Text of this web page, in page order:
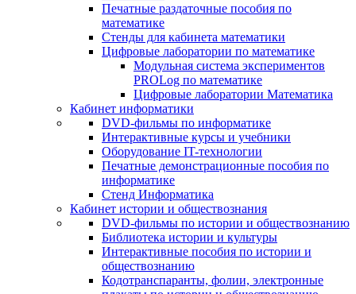
Печатные раздаточные пособия по
математике
Стенды для кабинета математики
Цифровые лаборатории по математике
Модульная система экспериментов
PROLog по математике
Цифровые лаборатории Математика
Кабинет информатики
DVD-фильмы по информатике
Интерактивные курсы и учебники
Оборудование IT-технологии
Печатные демонстрационные пособия по
информатике
Стенд Информатика
Кабинет истории и обществознания
DVD-фильмы по истории и обществознанию
Библиотека истории и культуры
Интерактивные пособия по истории и
обществознанию
Кодотранспаранты, фолии, электронные